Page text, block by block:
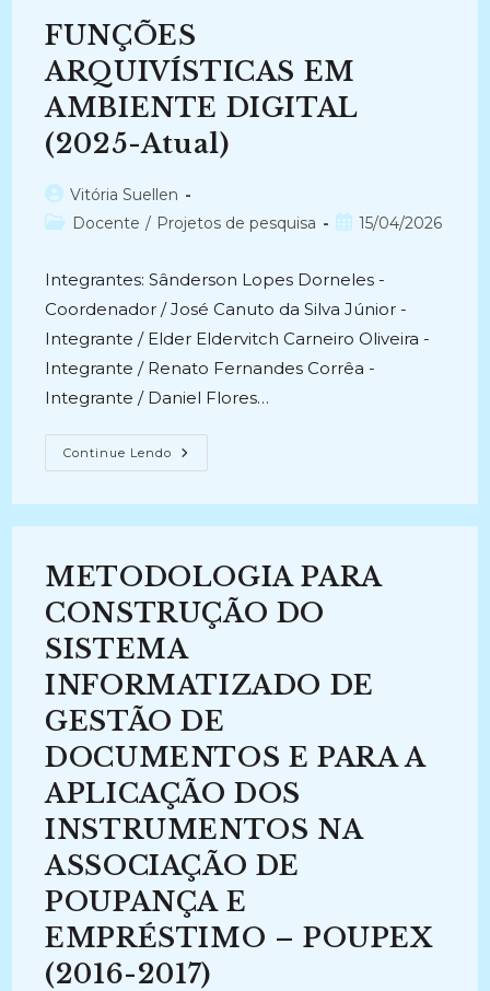
Revista
Analisando
Em
Ciência
Da
Informação
Do
Site
(2025-
Atual)
FUNÇÕES
ARQUIVÍSTICAS EM
AMBIENTE DIGITAL
(2025-Atual)
Autor
do
Vitória Suellen
Categoria
Docente / Projetos de pesquisa
Post15/04/2026
Integrantes: Sânderson Lopes Dorneles -
Coordenador / José Canuto da Silva Júnior -
Integrante / Elder Eldervitch Carneiro Oliveira -
Integrante / Renato Fernandes Corrêa -
Integrante / Daniel Flores…
Continue Lendo FUNÇÕES
ARQUIVÍSTICAS
(2025-
METODOLOGIA PARA
CONSTRUÇÃO DO
SISTEMA
INFORMATIZADO DE
GESTÃO DE
DOCUMENTOS E PARA A
APLICAÇÃO DOS
INSTRUMENTOS NA
ASSOCIAÇÃO DE
POUPANÇA E
EMPRÉSTIMO – POUPEX
(2016-2017)